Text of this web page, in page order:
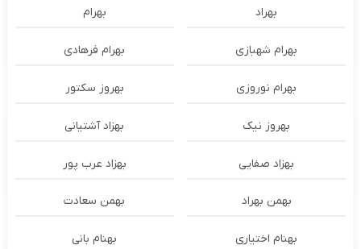
بهراد بهرام
بهرام شهبازی بهرام فرهادی
بهرام نوروزی بهروز سکتور
بهروز نیک بهزاد آشتیانی
بهزاد صفایی بهزاد عرب پور
بهمن بهراد بهمن سعادت
بهنام اختیاری بهنام بانی